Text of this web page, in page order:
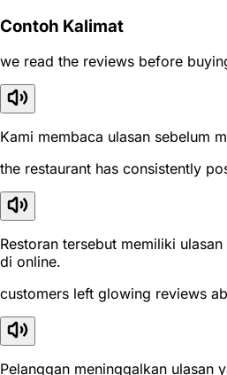
Contoh Kalimat
we read the reviews before
Kami membaca ulasan sebelum
the restaurant has consistently
Restoran tersebut memiliki
di online.
customers left glowing reviews
Pelanggan meninggalkan ulasan